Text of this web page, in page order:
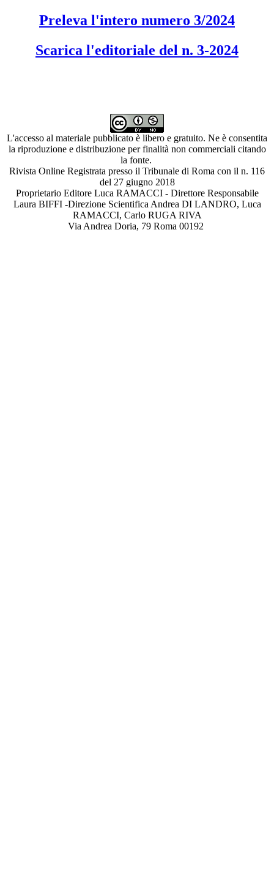
Preleva l'intero numero 3/2024
Scarica l'editoriale del n. 3-2024
L'accesso al materiale pubblicato è libero e gratuito. Ne è consentita
la riproduzione e distribuzione per finalità non commerciali citando
la fonte.
Rivista Online Registrata presso il Tribunale di Roma con il n. 116
del 27 giugno 2018
Proprietario Editore Luca RAMACCI - Direttore Responsabile
Laura BIFFI -Direzione Scientifica Andrea DI LANDRO, Luca
RAMACCI, Carlo RUGA RIVA
Via Andrea Doria, 79 Roma 00192